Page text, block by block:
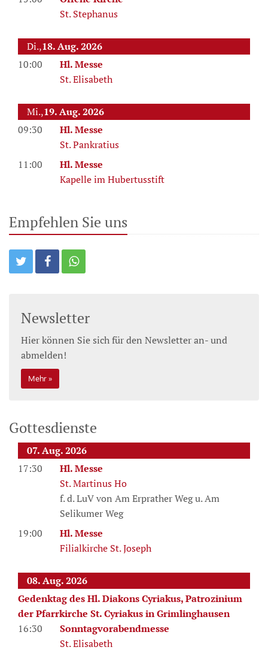
St. Stephanus
Di.,18. Aug. 2026
10:00
Hl. Messe
St. Elisabeth
Mi.,19. Aug. 2026
09:30
Hl. Messe
St. Pankratius
11:00
Hl. Messe
Kapelle im Hubertusstift
Empfehlen Sie uns
Newsletter
Hier können Sie sich für den Newsletter an- und
abmelden!
Mehr
Gottesdienste
07. Aug. 2026
17:30
Hl. Messe
St. Martinus Ho
f. d. LuV von Am Erprather Weg u. Am
Selikumer Weg
19:00
Hl. Messe
Filialkirche St. Joseph
08. Aug. 2026
Gedenktag des Hl. Diakons Cyriakus, Patrozinium
der Pfarrkirche St. Cyriakus in Grimlinghausen
16:30
Sonntagvorabendmesse
St. Elisabeth